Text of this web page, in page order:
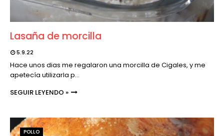
Lasaña de morcilla
5.9.22
Hace unos dias me regalaron una morcilla de Cigales, y me
apetecía utilizarla p…
SEGUIR LEYENDO »
POLLO